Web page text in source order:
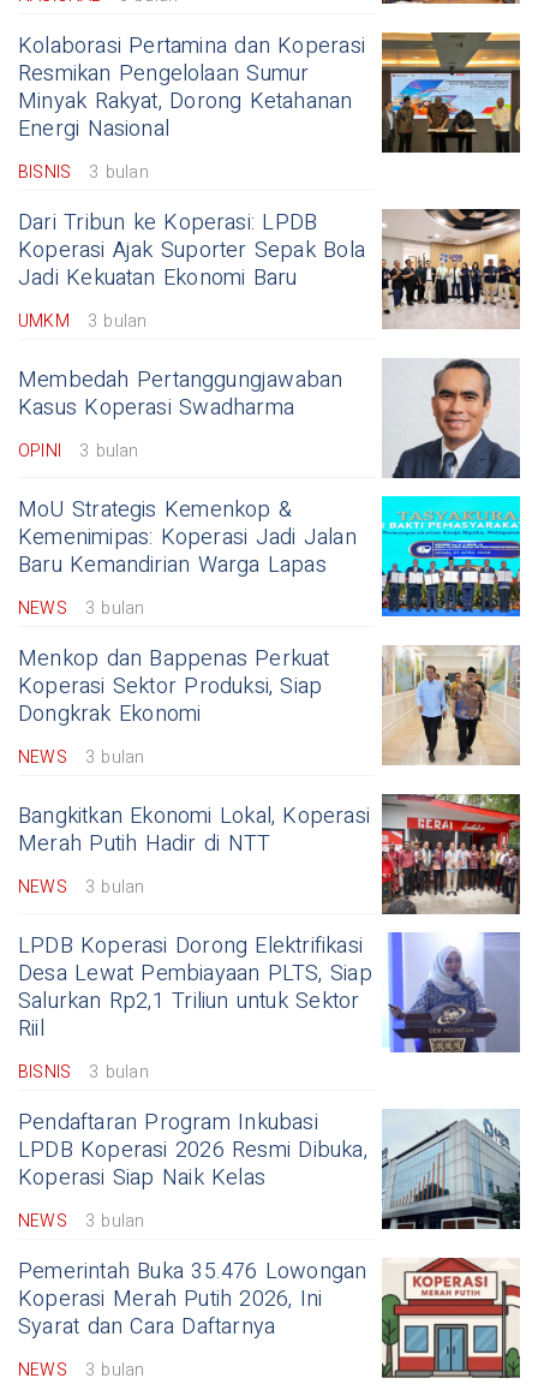
Kolaborasi Pertamina dan Koperasi
Resmikan Pengelolaan Sumur
Minyak Rakyat, Dorong Ketahanan
Energi Nasional
BISNIS 3 bulan
Dari Tribun ke Koperasi: LPDB
Koperasi Ajak Suporter Sepak Bola
Jadi Kekuatan Ekonomi Baru
UMKM 3 bulan
Membedah Pertanggungjawaban
Kasus Koperasi Swadharma
OPINI 3 bulan
MoU Strategis Kemenkop &
Kemenimipas: Koperasi Jadi Jalan
Baru Kemandirian Warga Lapas
NEWS 3 bulan
Menkop dan Bappenas Perkuat
Koperasi Sektor Produksi, Siap
Dongkrak Ekonomi
NEWS 3 bulan
Bangkitkan Ekonomi Lokal, Koperasi
Merah Putih Hadir di NTT
NEWS 3 bulan
LPDB Koperasi Dorong Elektrifikasi
Desa Lewat Pembiayaan PLTS, Siap
Salurkan Rp2,1 Triliun untuk Sektor
Riil
BISNIS 3 bulan
Pendaftaran Program Inkubasi
LPDB Koperasi 2026 Resmi Dibuka,
Koperasi Siap Naik Kelas
NEWS 3 bulan
Pemerintah Buka 35.476 Lowongan
Koperasi Merah Putih 2026, Ini
Syarat dan Cara Daftarnya
NEWS 3 bulan